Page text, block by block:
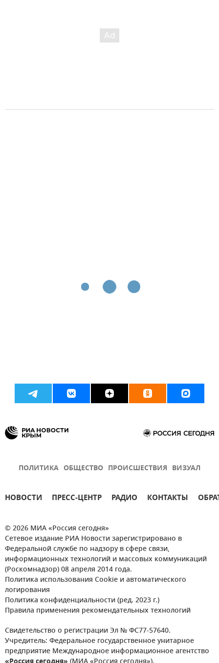
ПОЛИТИКА ОБЩЕСТВО ПРОИСШЕСТВИЯ ВИЗУАЛ
НОВОСТИ ПРЕСС-ЦЕНТР РАДИО КОНТАКТЫ
© 2026 МИА «Россия сегодня»
Сетевое издание РИА Новости зарегистрировано в
Федеральной службе по надзору в сфере связи,
информационных технологий и массовых коммуникаций
(Роскомнадзор) 08 апреля 2014 года.
Политика использования Cookie и автоматического
логирования
Политика конфиденциальности (ред. 2023 г.)
Правила применения рекомендательных технологий
Свидетельство о регистрации Эл № ФС77-57640.
Учредитель: Федеральное государственное унитарное
предприятие Международное информационное агентство